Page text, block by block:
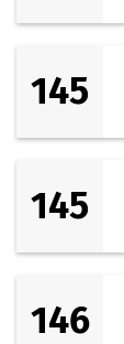
145
145
146